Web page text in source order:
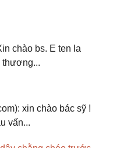
chào bs. E ten la
thương...
xin chào bác sỹ !
vấn...